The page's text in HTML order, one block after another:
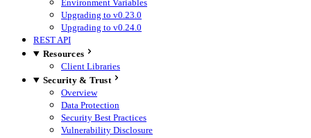
Environment Variables
Upgrading to v0.23.0
Upgrading to v0.24.0
REST API
Resources
Client Libraries
Security & Trust
Overview
Data Protection
Security Best Practices
Vulnerability Disclosure